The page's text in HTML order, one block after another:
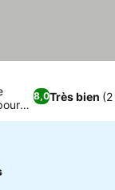
8,0Très bien